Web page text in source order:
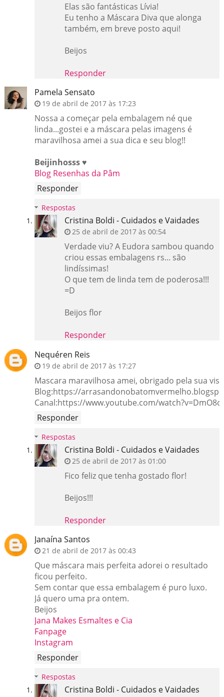
Elas são fantásticas Lívia!
Eu tenho a Máscara Diva que alonga
também, em breve posto aqui!
Beijos
Responder
Pamela Sensato
19 de abril de 2017 às 17:23
Nossa a começar pela embalagem né que
linda...gostei e a máscara pelas imagens é
maravilhosa amei a sua dica e seu blog!!
Beijinhosss♥
Blog Resenhas da Pâm
Responder
Respostas
Cristina Boldi - Cuidados e Vaidades
25 de abril de 2017 às 00:54
Verdade viu? A Eudora sambou quando
criou essas embalagens rs... são
lindíssimas!
O que tem de linda tem de poderosa!!!
=D
Beijos flor
Responder
Nequéren Reis
19 de abril de 2017 às 17:27
Mascara maravilhosa amei, obrigado pela sua
Blog:https://
Canal:https://www.youtube.com/
Responder
Respostas
Cristina Boldi - Cuidados e Vaidades
25 de abril de 2017 às 01:00
Fico feliz que tenha gostado flor!
Beijos!!!
Responder
Janaína Santos
21 de abril de 2017 às 00:43
Que máscara mais perfeita adorei o resultado
ficou perfeito.
Sem contar que essa embalagem é puro luxo.
Já quero uma pra ontem.
Beijos
Jana Makes Esmaltes e Cia
Fanpage
Instagram
Responder
Respostas
Cristina Boldi - Cuidados e Vaidades